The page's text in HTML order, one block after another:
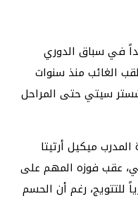
في سباق الدوري
الغائب منذ سنوات
سيتي حتى المراحل
ميكيل أرتيتا
عقب فوزه المهم على
للتتويج، رغم أن الحسم